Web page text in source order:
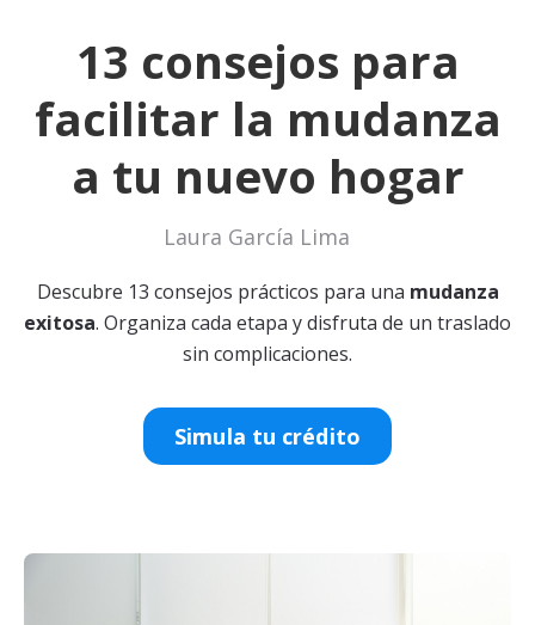
13 consejos para
facilitar la mudanza
a tu nuevo hogar
Laura García Lima
Descubre 13 consejos prácticos para una mudanza
exitosa. Organiza cada etapa y disfruta de un traslado
sin complicaciones.
Simula tu crédito